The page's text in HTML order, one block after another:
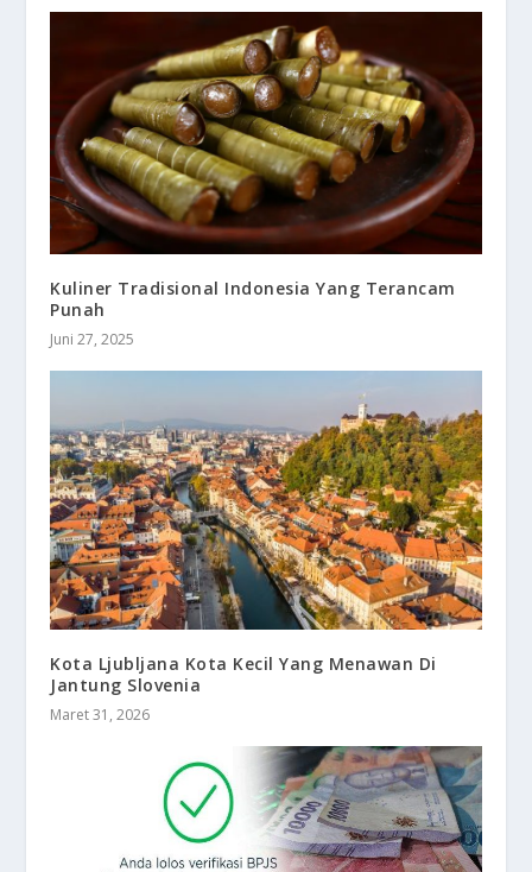
Kuliner Tradisional Indonesia Yang Terancam
Punah
Juni 27, 2025
Kota Ljubljana Kota Kecil Yang Menawan Di
Jantung Slovenia
Maret 31, 2026